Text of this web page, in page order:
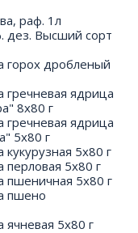
раф. 1л
дез. Высший сорт
горох дробленый
гречневая ядрица
8х80 г
гречневая ядрица
5х80 г
5х80 г
перловая 5х80 г
пшеничная 5х80 г
пшено
ячневая 5х80 г